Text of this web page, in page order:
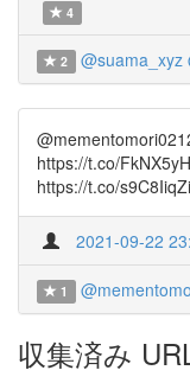
4
2 @suama_xyz
https://t.co/
https://t.co/
2021-09-22
1
収集済み